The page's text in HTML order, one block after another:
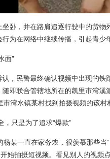
，并在路肩追逐行驶中的货物
为在网络中继续传播，引起青少
面”
民警最终确认视频中出现的铁
即联合管辖地所在的凯里市湾溪
湾水镇某村找到拍摄视频的该村
只是为了追求“爆款”
一直在家务农，很羡慕那些当“
始拍摄短视频。看见别人的视频